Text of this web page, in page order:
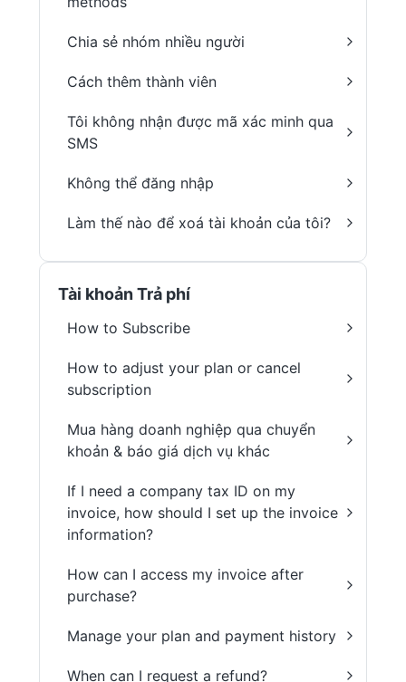
Chia sẻ nhóm nhiều người
Cách thêm thành viên
Tôi không nhận được mã xác minh qua
SMS
Không thể đăng nhập
Làm thế nào để xoá tài khoản của tôi?
Tài khoản Trả phí
How to Subscribe
How to adjust your plan or cancel
subscription
Mua hàng doanh nghiệp qua chuyển
khoản & báo giá dịch vụ khác
If I need a company tax ID on my
invoice, how should I set up the invoice
information?
How can I access my invoice after
purchase?
Manage your plan and payment history
When can I request a refund?